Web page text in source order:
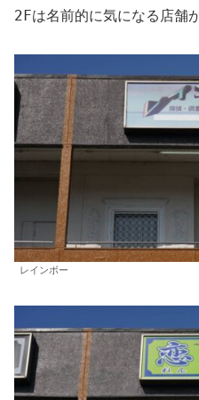
2Fは名前的に気になる店舗
レインボー